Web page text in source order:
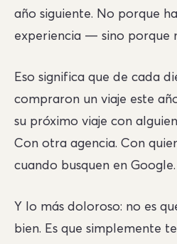
año siguiente. No porque
experiencia — sino porque
Eso significa que de cada
compraron un viaje este
su próximo viaje con
Con otra agencia. Con
cuando busquen en Google.
Y lo más doloroso: no es
bien. Es que simplemente